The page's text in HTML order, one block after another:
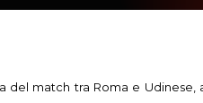
del match tra Roma e